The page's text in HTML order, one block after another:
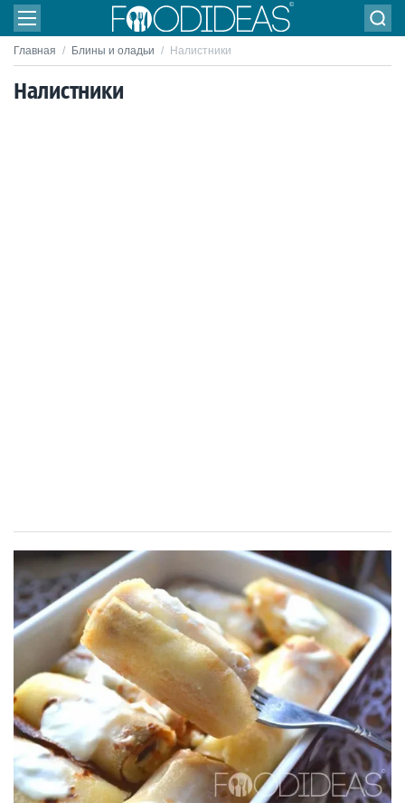
Главная / Блины и оладьи / Налистники
Налистники